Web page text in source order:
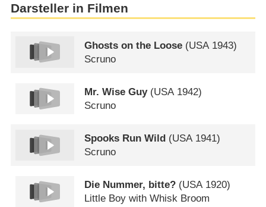
Darsteller in Filmen
Ghosts on the Loose (USA 1943)
Scruno
Mr. Wise Guy(USA1942)
Scruno
Spooks Run Wild (USA1941)
Scruno
Die Nummer, bitte? (USA1920)
Little Boy with Whisk Broom